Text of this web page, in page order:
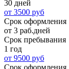
30 дней
от 3500 руб
Срок оформления
от 3 раб.дней
Срок пребывания
1 год
от 9500 руб